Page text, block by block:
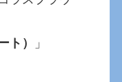
ト） 」